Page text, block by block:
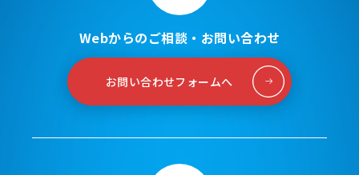
Webからのご相談・お問い合わせ
お問い合わせフォームへ